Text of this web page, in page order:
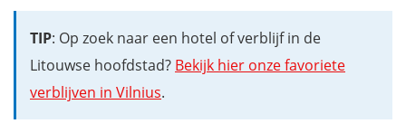
TIP: Op zoek naar een hotel of verblijf in de
Litouwse hoofdstad? Bekijk hier onze favoriete
verblijven in Vilnius.